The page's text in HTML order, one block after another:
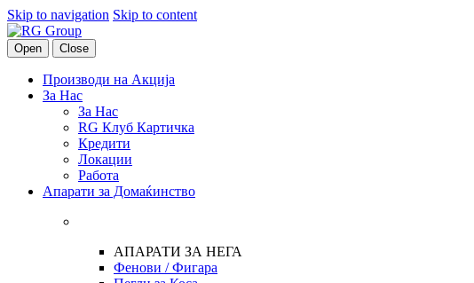
Skip to navigation Skip to content
Open Close
Производи на Акција
За Нас
За Нас
RG Клуб Картичка
Кредити
Локации
Работа
Апарати за Домаќинство
АПАРАТИ ЗА НЕГА
Фенови / Фигара